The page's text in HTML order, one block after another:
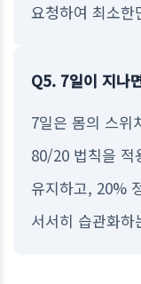
요청하여 최소
Q5. 7일이 지나
7일은 몸의 스위
80/20 법칙을 적
유지하고, 20%
서서히 습관화